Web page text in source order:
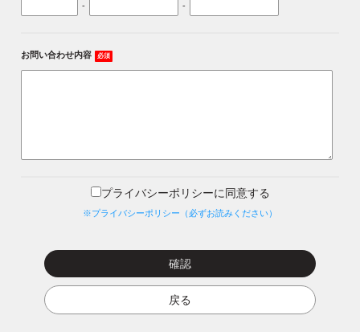
- -
お問い合わせ内容 必須
プライバシーポリシーに同意する
※プライバシーポリシー（必ずお読みください）